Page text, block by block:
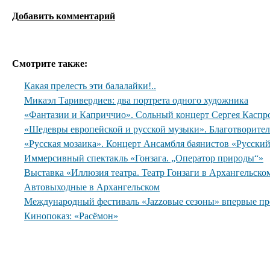
Добавить комментарий
Смотрите также:
Какая прелесть эти балалайки!..
Микаэл Таривердиев: два портрета одного художника
«Фантазии и Каприччио». Сольный концерт Сергея
«Шедевры европейской и русской музыки».
«Русская мозаика». Концерт Ансамбля баянистов
Иммерсивный спектакль «Гонзага. „Оператор природы“»
Выставка «Иллюзия театра. Театр Гонзаги в
Автовыходные в Архангельском
Международный фестиваль «Jazzовые сезоны» впервые
Кинопоказ: «Расёмон»